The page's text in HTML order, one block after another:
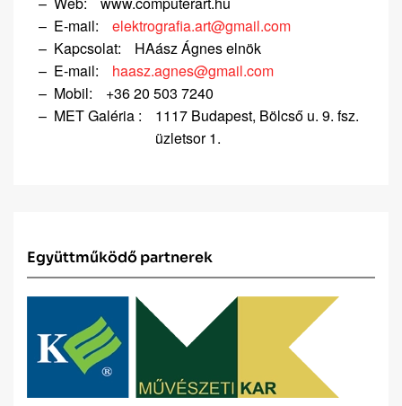
E-mail:
elektrografia.art@gmail.com
Kapcsolat:
HAász Ágnes elnök
E-mail:
haasz.agnes@gmail.com
Mobil:
+36 20 503 7240
MET Galéria :
1117 Budapest, Bölcső u. 9. fsz.
üzletsor 1.
Együttműködő partnerek